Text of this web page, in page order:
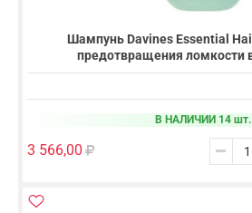
Шампунь Davines Essential
предотвращения ломкости
В НАЛИЧИИ 14 шт.
3 566,00